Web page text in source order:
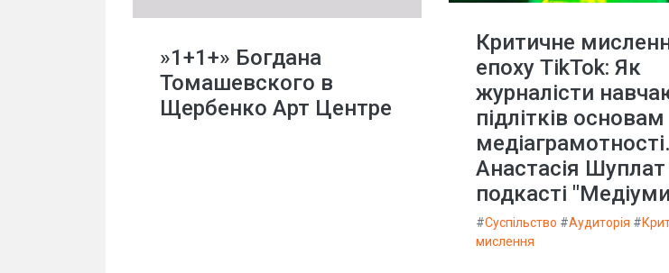
»1+1+» Богдана
Томашевского в
Щербенко Арт Центре
Критичне
епоху TikTok: Як
журналісти
підлітків основам
медіаграмотності.
Анастасія Шуплат
подкасті
#Суспільство #Аудиторія #
мислення